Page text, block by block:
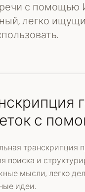
речи с помощью
легко
с
транскрипция
поиска и
мысли, легко
идеи.